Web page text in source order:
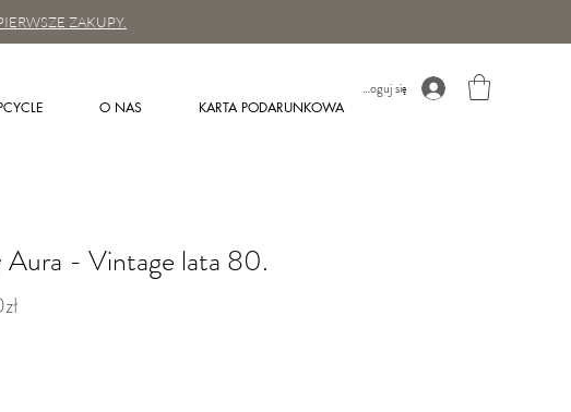
ZAKUPY.
O NAS KARTA PODARUNKOWA
Zaloguj się
Aura - Vintage lata 80.